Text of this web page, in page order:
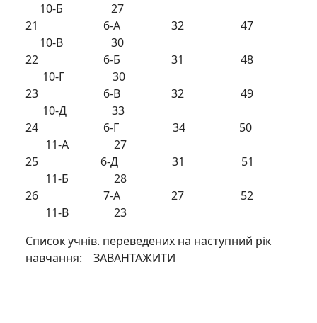
10-Б 27
21 6-А 32 47
10-В 30
22 6-Б 31 48
10-Г 30
23 6-В 32 49
10-Д 33
24 6-Г 34 50
11-А 27
25 6-Д 31 51
11-Б 28
26 7-А 27 52
11-В 23
Список учнів. переведених на наступний рік
навчання: ЗАВАНТАЖИТИ